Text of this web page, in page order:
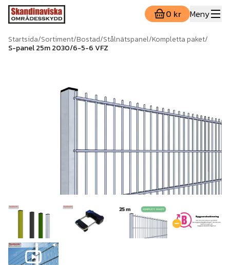
0 kr Meny
Startsida/Sortiment/Bostad/Stålnätspanel/Kompletta paket/
S-panel 25m 2030/6-5-6 VFZ